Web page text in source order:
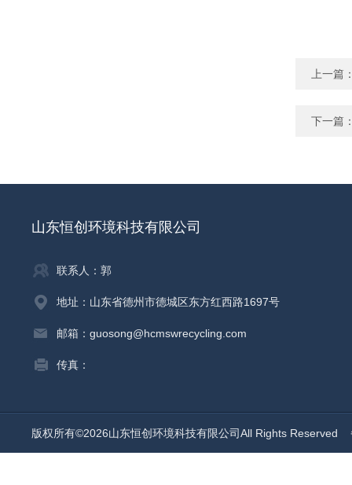
上一篇
下一篇
山东恒创环境科技有限公司
联系人：郭
地址：山东省德州市德城区东方红西路1697号
邮箱：guosong@hcmswrecycling.com
传真：
版权所有©2026山东恒创环境科技有限公司All Rights Reserved